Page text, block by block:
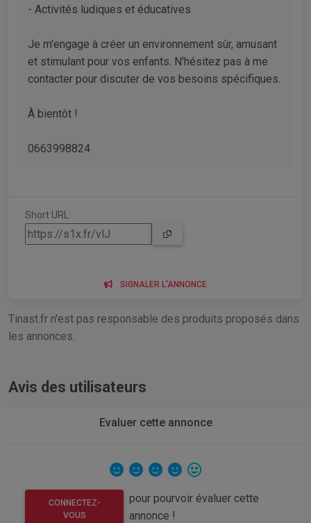
- Activités ludiques et éducatives
Je m'engage à créer un environnement sûr, amusant
et stimulant pour vos enfants. N'hésitez pas à me
contacter pour discuter de vos besoins spécifiques.
À bientôt !
0663998824
Short URL:
SIGNALER L'ANNONCE
Tinast.fr n'est pas responsable des produits proposés dans
les annonces.
Avis des utilisateurs
Evaluer cette annonce
CONNECTEZ-
VOUS
pour pourvoir évaluer cette
annonce !